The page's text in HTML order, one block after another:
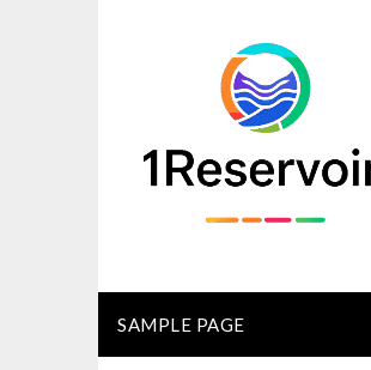
SAMPLE PAGE